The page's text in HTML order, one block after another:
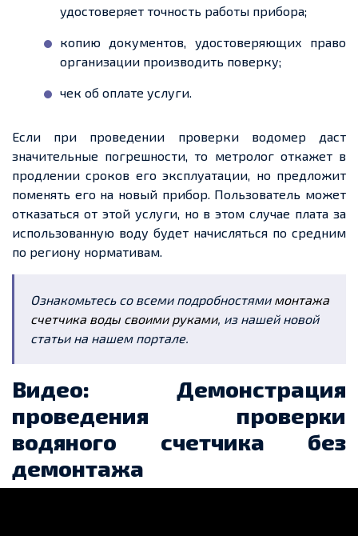
удостоверяет точность работы прибора;
копию документов, удостоверяющих право
организации производить поверку;
чек об оплате услуги.
Если при проведении проверки водомер даст
значительные погрешности, то метролог откажет в
продлении сроков его эксплуатации, но предложит
поменять его на новый прибор. Пользователь может
отказаться от этой услуги, но в этом случае плата за
использованную воду будет начисляться по средним
по региону нормативам.
Ознакомьтесь со всеми подробностями монтажа
счетчика воды своими руками, из нашей новой
статьи на нашем портале.
Видео: Демонстрация
проведения проверки
водяного счетчика без
демонтажа